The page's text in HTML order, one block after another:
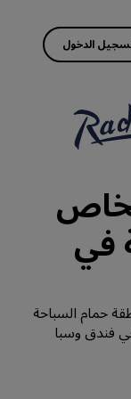
الدخول
في
حمام السباحة
فندق وسبا